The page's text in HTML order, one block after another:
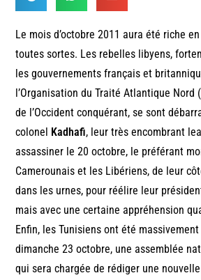
Le mois d’octobre 2011 aura été riche
toutes sortes. Les rebelles libyens,
les gouvernements français et
l’Organisation du Traité Atlantique Nord
de l’Occident conquérant, se sont
colonel Kadhafi, leur très encombrant
assassiner le 20 octobre, le préférant
Camerounais et les Libériens, de leur
dans les urnes, pour réélire leur
mais avec une certaine appréhension
Enfin, les Tunisiens ont été
dimanche 23 octobre, une assemblée
qui sera chargée de rédiger une